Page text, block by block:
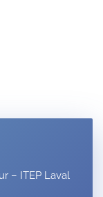
– ITEP Laval